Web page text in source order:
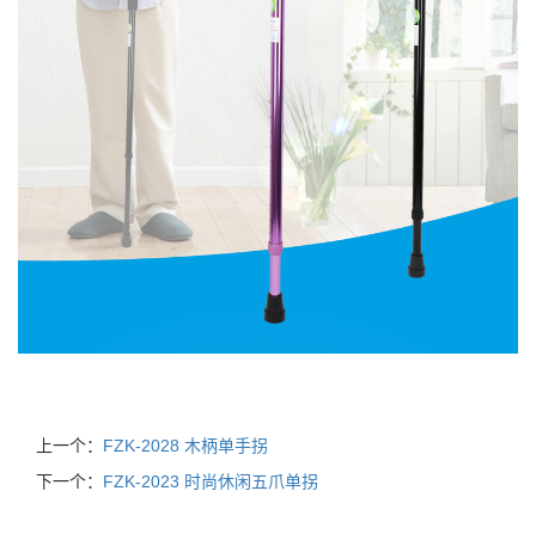
上一个： FZK-2028 木柄单手拐
下一个： FZK-2023 时尚休闲五爪单拐